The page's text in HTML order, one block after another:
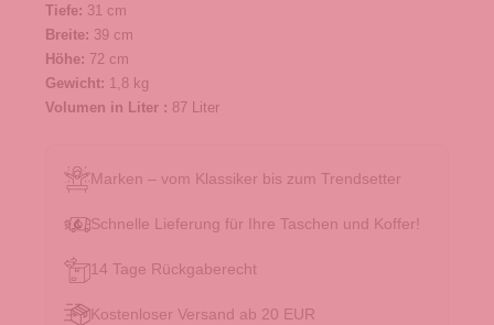
Tiefe: 31 cm
Breite: 39 cm
Höhe: 72 cm
Gewicht: 1,8 kg
Volumen in Liter : 87 Liter
Marken – vom Klassiker bis zum Trendsetter
Schnelle Lieferung für Ihre Taschen und Koffer!
14 Tage Rückgaberecht
Kostenloser Versand ab 20 EUR